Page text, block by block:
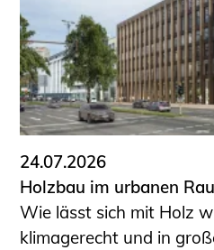
Wissenswertes für
Wettbewerbe für
BLING.BLING.
Kammer Newsletter
Presse
Kontakt und Anfahrt
Impressum
Datenschutz
24.07.2026
Holzbau im urbanen
Wie lässt sich mit Holz
klimagerecht und in